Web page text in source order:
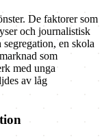
De faktorer som
och journalistisk
en skola
som
med unga
av låg